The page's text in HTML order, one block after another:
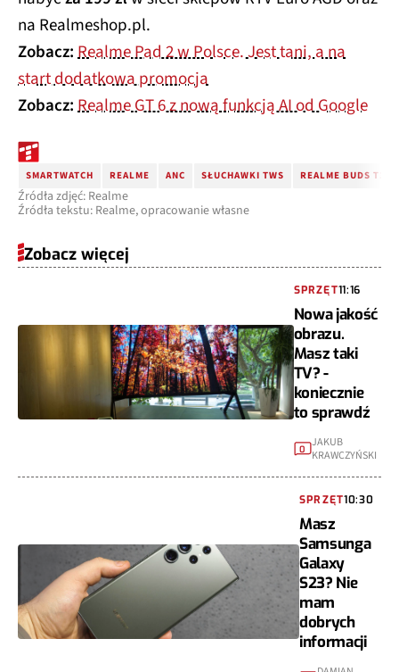
na Realmeshop.pl.
Zobacz:Realme Pad 2 w Polsce. Jest tani, a na
start dodatkowa promocja
Zobacz:Realme GT 6 z nową funkcją AI od Google
SMARTWATCH REALME ANC SŁUCHAWKI TWS REALME BUDS T310
Źródła zdjęć: Realme
Źródła tekstu: Realme, opracowanie własne
Zobacz więcej
SPRZĘT11:16
Nowa jakość
obrazu.
Masz taki
TV? -
koniecznie
to sprawdź
0 JAKUB
KRAWCZYŃSKI
SPRZĘT10:30
Masz
Samsunga
Galaxy
S23? Nie
mam
dobrych
informacji